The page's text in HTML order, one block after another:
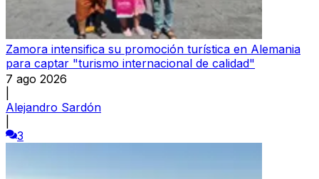
Zamora intensifica su promoción turística en Alemania
para captar "turismo internacional de calidad"
7 ago 2026
Alejandro Sardón
3